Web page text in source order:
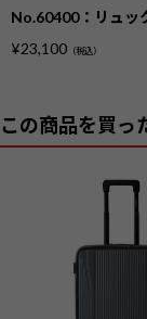
No.60400：リュッ
¥23,100 （税込）
この商品を買っ